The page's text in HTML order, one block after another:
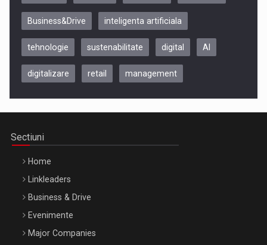
Be Inspired. Make it Happen!, CLUJ, 9 Decembrie
Business&Drive inteligenta artificiala
tehnologie sustenabilitate digital AI
digitalizare retail management
Sectiuni
Home
Linkleaders
Business & Drive
Evenimente
Major Companies